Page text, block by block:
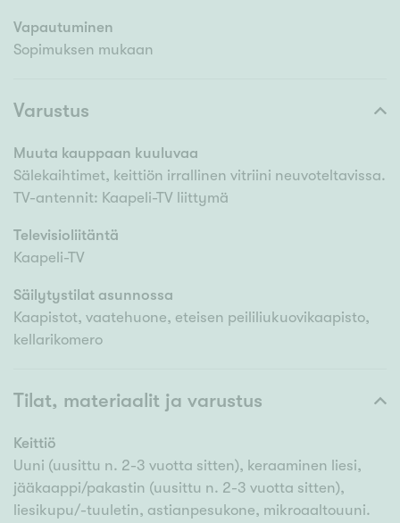
Vapautuminen
Sopimuksen mukaan
Varustus
Muuta kauppaan kuuluvaa
Sälekaihtimet, keittiön irrallinen vitriini neuvoteltavissa.
TV-antennit: Kaapeli-TV liittymä
Televisioliitäntä
Kaapeli-TV
Säilytystilat asunnossa
Kaapistot, vaatehuone, eteisen peililiukuovikaapisto,
kellarikomero
Tilat, materiaalit ja varustus
Keittiö
Uuni (uusittu n. 2-3 vuotta sitten), keraaminen liesi,
jääkaappi/pakastin (uusittu n. 2-3 vuotta sitten),
liesikupu/-tuuletin, astianpesukone, mikroaaltouuni.